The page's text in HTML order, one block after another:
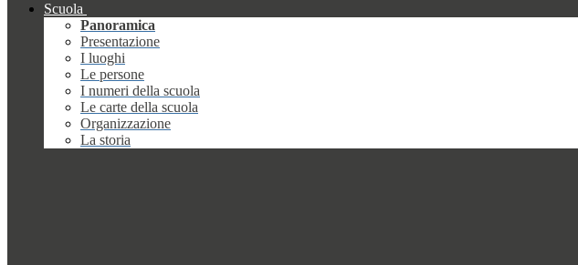
Scuola
Panoramica
Presentazione
I luoghi
Le persone
I numeri della scuola
Le carte della scuola
Organizzazione
La storia